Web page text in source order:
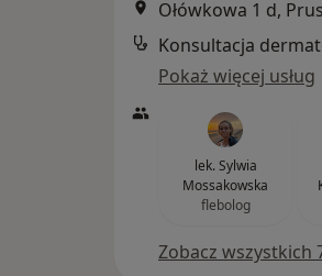
Ołówkowa 1 d,
Konsultacja
Pokaż więcej usług
lek. Sylwia
Mossakowska
flebolog
Zobacz wszystkich